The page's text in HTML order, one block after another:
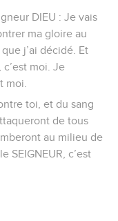
DIEU : Je vais
ma gloire au
j’ai décidé. Et
c’est moi. Je
moi.
toi, et du sang
de tous
au milieu de
SEIGNEUR, c’est